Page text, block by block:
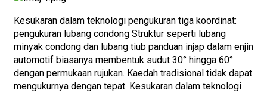
Kesukaran dalam teknologi pengukuran tiga koordinat:
pengukuran lubang condong Struktur seperti lubang
minyak condong dan lubang tiub panduan injap dalam enjin
automotif biasanya membentuk sudut 30° hingga 60°
dengan permukaan rujukan. Kaedah tradisional tidak dapat
mengukurnya dengan tepat. Kesukaran dalam teknologi